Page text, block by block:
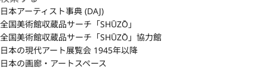
日本アーティスト事典 (DAJ)
全国美術館収蔵品サーチ「SHŪZŌ」
全国美術館収蔵品サーチ「SHŪZŌ」協力館
日本の現代アート展覧会 1945年以降
日本の画廊・アートスペース